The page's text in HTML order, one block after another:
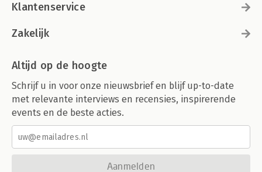
Klantenservice
Zakelijk
Altijd op de hoogte
Schrijf u in voor onze nieuwsbrief en blijf up-to-date
met relevante interviews en recensies, inspirerende
events en de beste acties.
Aanmelden